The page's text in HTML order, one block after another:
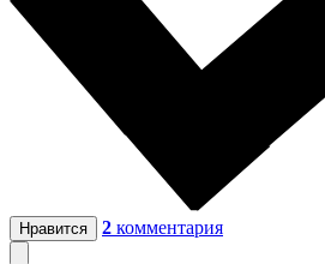
Нравится 2 комментария